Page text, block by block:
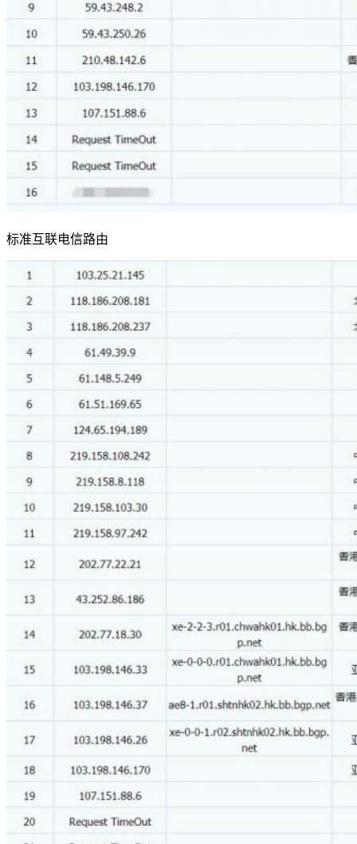
标准互联电信路由